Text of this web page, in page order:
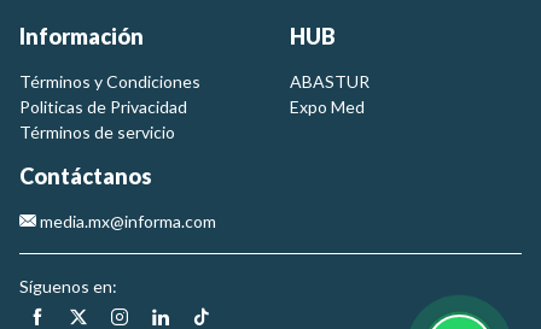
Información
Términos y Condiciones
Politicas de Privacidad
Términos de servicio
HUB
ABASTUR
Expo Med
Contáctanos
media.mx@informa.com
Síguenos en: